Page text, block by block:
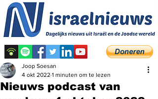
Nieuws podcast van
Joop Soesan
4 okt 2022 1 minuten om te lezen